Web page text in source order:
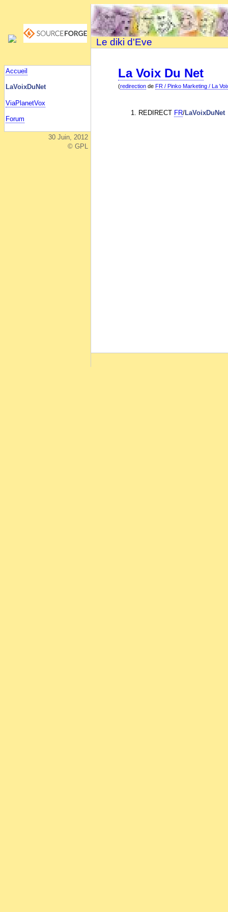
Accueil
LaVoixDuNet
ViaPlanetVox
Forum
30 Juin, 2012
© GPL
Le diki d'Eve
La Voix Du Net
(redirection deFR / Pinko Marketing / La
REDIRECT FR/LaVoixDuNet